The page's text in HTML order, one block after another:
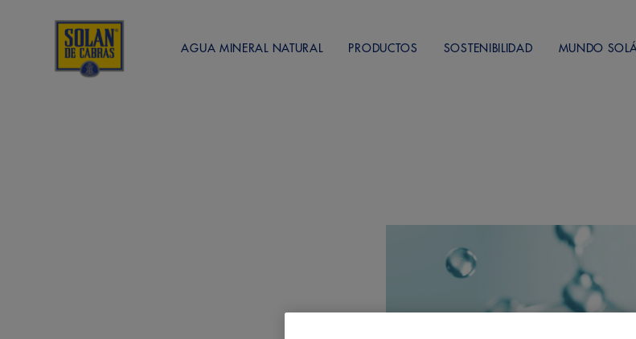
AGUA MINERAL NATURAL PRODUCTOS SOSTENIBILIDAD MUNDO